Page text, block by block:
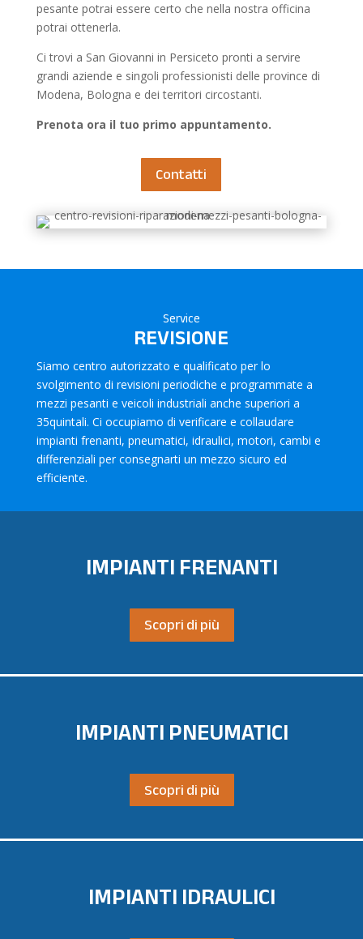
pesante potrai essere certo che nella nostra officina
potrai ottenerla.
Ci trovi a San Giovanni in Persiceto pronti a servire
grandi aziende e singoli professionisti delle province di
Modena, Bologna e dei territori circostanti.
Prenota ora il tuo primo appuntamento.
Contatti
Service
REVISIONE
Siamo centro autorizzato e qualificato per lo
svolgimento di revisioni periodiche e programmate a
mezzi pesanti e veicoli industriali anche superiori a
35quintali. Ci occupiamo di verificare e collaudare
impianti frenanti, pneumatici, idraulici, motori, cambi e
differenziali per consegnarti un mezzo sicuro ed
efficiente.
IMPIANTI FRENANTI
Scopri di più
IMPIANTI PNEUMATICI
Scopri di più
IMPIANTI IDRAULICI